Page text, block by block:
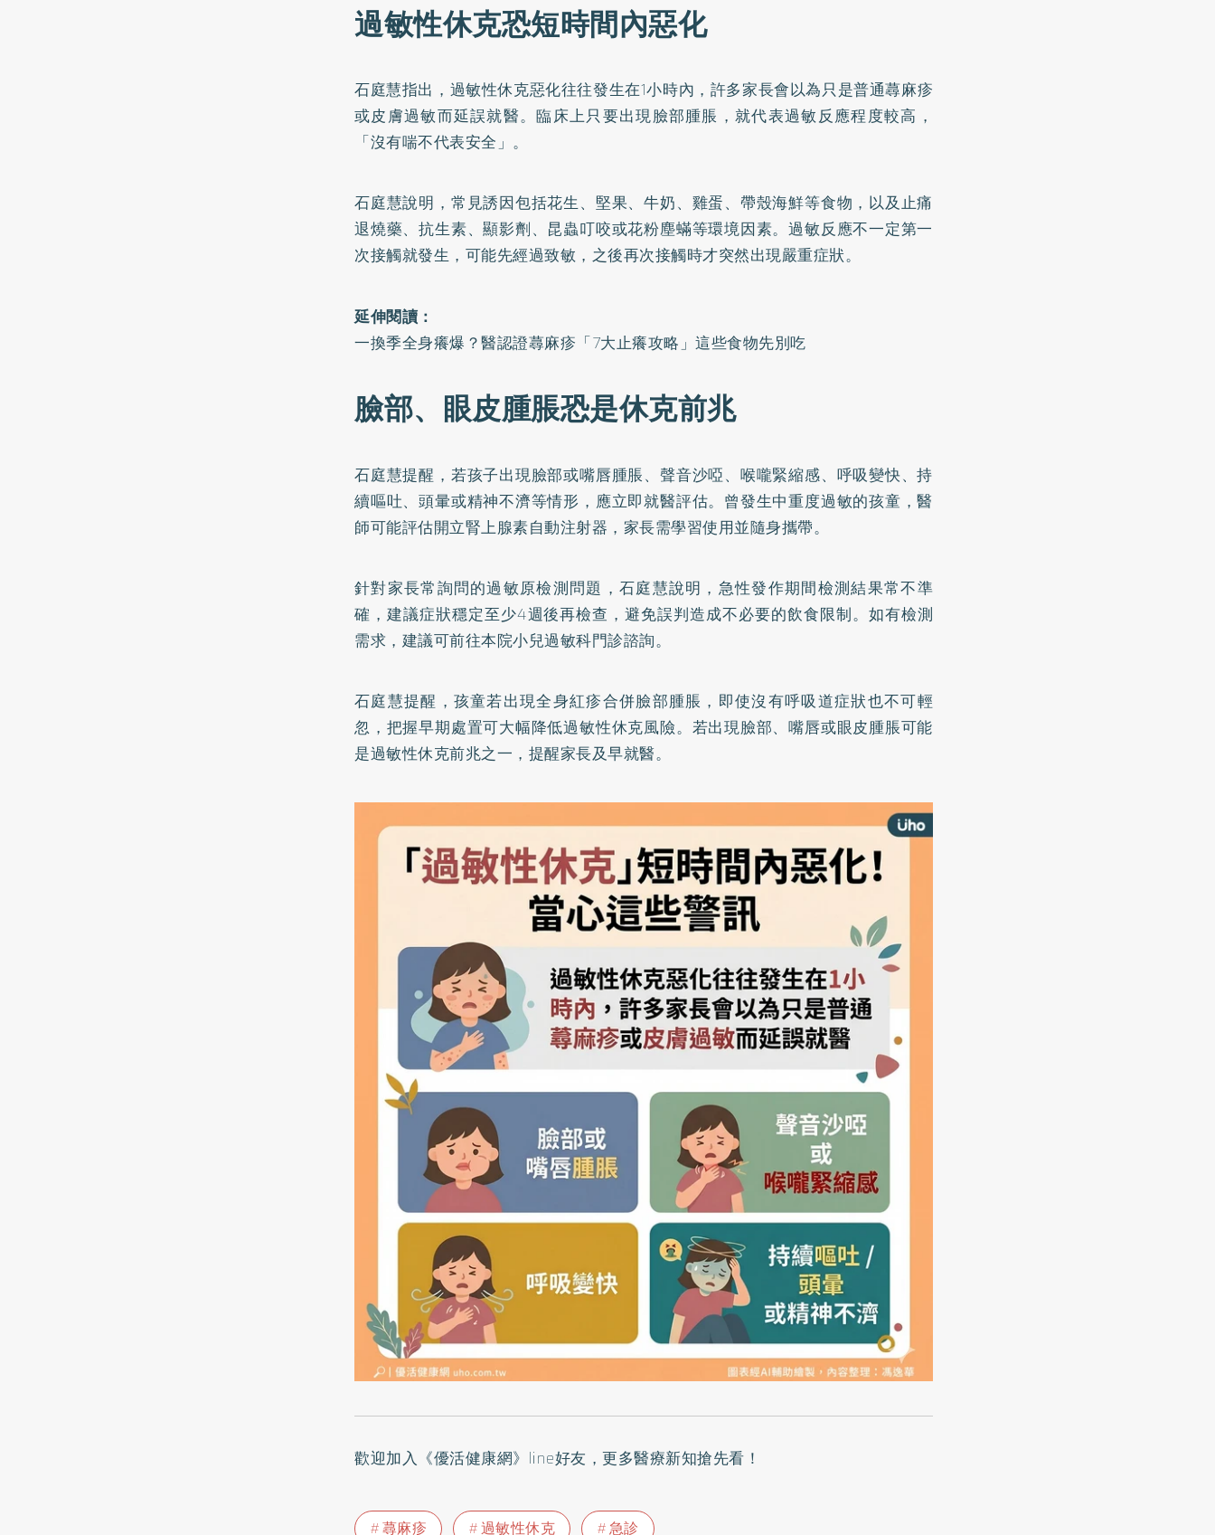
過敏性休克恐短時間內惡化
石庭慧指出，過敏性休克惡化往往發生在1小時內，許多家長會以為只是普通蕁麻疹
或皮膚過敏而延誤就醫。臨床上只要出現臉部腫脹，就代表過敏反應程度較高，
「沒有喘不代表安全」。
石庭慧說明，常見誘因包括花生、堅果、牛奶、雞蛋、帶殼海鮮等食物，以及止痛
退燒藥、抗生素、顯影劑、昆蟲叮咬或花粉塵蟎等環境因素。過敏反應不一定第一
次接觸就發生，可能先經過致敏，之後再次接觸時才突然出現嚴重症狀。
延伸閱讀：
一換季全身癢爆？醫認證蕁麻疹「7大止癢攻略」這些食物先別吃
臉部、眼皮腫脹恐是休克前兆
石庭慧提醒，若孩子出現臉部或嘴唇腫脹、聲音沙啞、喉嚨緊縮感、呼吸變快、持
續嘔吐、頭暈或精神不濟等情形，應立即就醫評估。曾發生中重度過敏的孩童，醫
師可能評估開立腎上腺素自動注射器，家長需學習使用並隨身攜帶。
針對家長常詢問的過敏原檢測問題，石庭慧說明，急性發作期間檢測結果常不準
確，建議症狀穩定至少4週後再檢查，避免誤判造成不必要的飲食限制。如有檢測
需求，建議可前往本院小兒過敏科門診諮詢。
石庭慧提醒，孩童若出現全身紅疹合併臉部腫脹，即使沒有呼吸道症狀也不可輕
忽，把握早期處置可大幅降低過敏性休克風險。若出現臉部、嘴唇或眼皮腫脹可能
是過敏性休克前兆之一，提醒家長及早就醫。
歡迎加入 《優活健康網》line好友 ，更多醫療新知搶先看！
蕁麻疹 過敏性休克 急診